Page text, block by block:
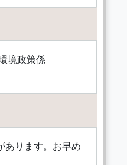
境政策係
あります。お早め